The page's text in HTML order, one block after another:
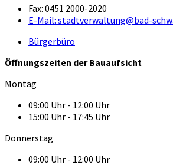
Fax: 0451 2000-2020
E-Mail: stadtverwaltung@bad-
Bürgerbüro
Öffnungszeiten der Bauaufsicht
Montag
09:00 Uhr - 12:00 Uhr
15:00 Uhr - 17:45 Uhr
Donnerstag
09:00 Uhr - 12:00 Uhr